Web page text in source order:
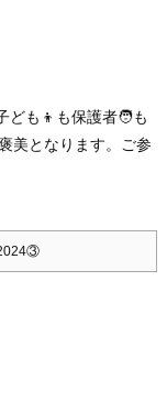
ども👦も保護者🧑も
美となります。ご参